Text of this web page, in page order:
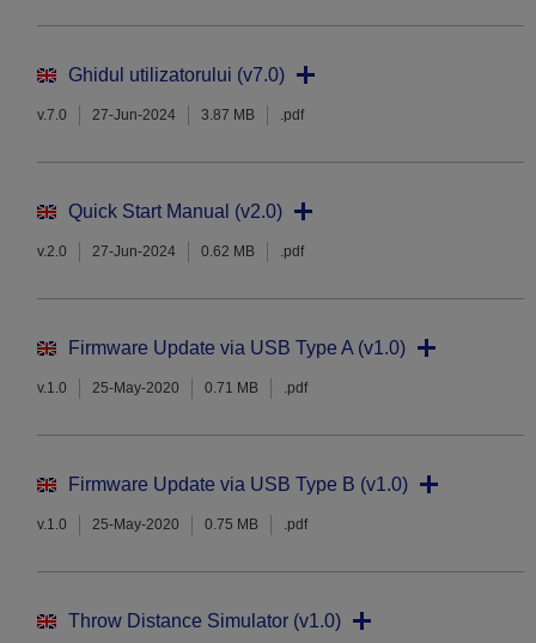
Ghidul utilizatorului (v7.0)
v.7.0 27-Jun-2024 3.87 MB .pdf
Quick Start Manual (v2.0)
v.2.0 27-Jun-2024 0.62 MB .pdf
Firmware Update via USB Type A (v1.0)
v.1.0 25-May-2020 0.71 MB .pdf
Firmware Update via USB Type B (v1.0)
v.1.0 25-May-2020 0.75 MB .pdf
Throw Distance Simulator (v1.0)